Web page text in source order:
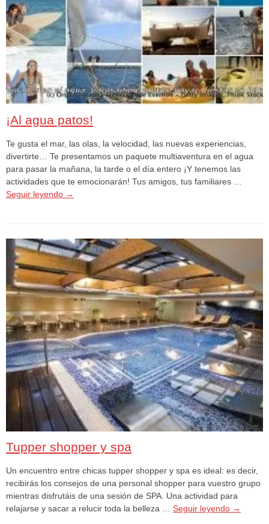
¡Al agua patos!
Te gusta el mar, las olas, la velocidad, las nuevas experiencias,
divertirte… Te presentamos un paquete multiaventura en el agua
para pasar la mañana, la tarde o el día entero ¡Y tenemos las
actividades que te emocionarán! Tus amigos, tus familiares …
Seguir leyendo →
Tupper shopper y spa
Un encuentro entre chicas tupper shopper y spa es ideal: es decir,
recibirás los consejos de una personal shopper para vuestro grupo
mientras disfrutáis de una sesión de SPA. Una actividad para
relajarse y sacar a relucir toda la belleza … Seguir leyendo →